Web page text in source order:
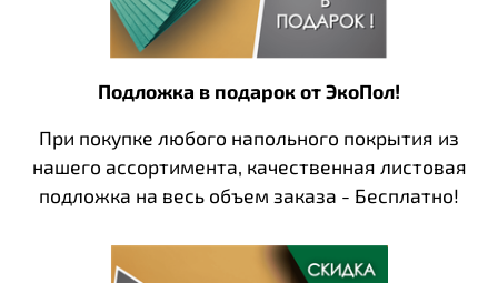
Подложка в подарок от ЭкоПол!
При покупке любого напольного покрытия из
нашего ассортимента, качественная листовая
подложка на весь объем заказа - Бесплатно!